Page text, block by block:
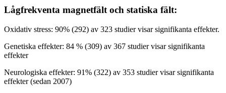
Lågfrekventa magnetfält och statiska fält:
Oxidativ stress: 90% (292) av 323 studier visar signifikanta effekter.
Genetiska effekter: 84 % (309) av 367 studier visar signifikanta
effekter
Neurologiska effekter: 91% (322) av 353 studier visar signifikanta
effekter (sedan 2007)